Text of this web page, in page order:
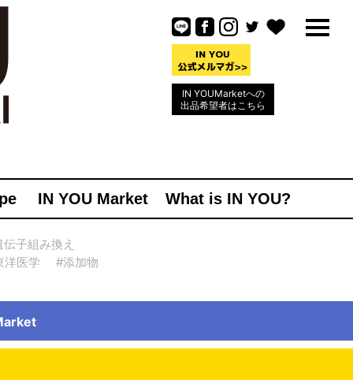
IN YOUMarketへの
出品希望者はこちら
IN YOU Market What is IN YOU?
伝子組み換え
洋医学
#添加物